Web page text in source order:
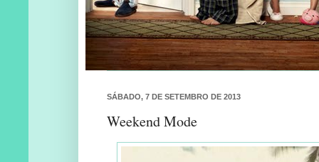
SÁBADO, 7 DE SETEMBRO DE 2013
Weekend Mode